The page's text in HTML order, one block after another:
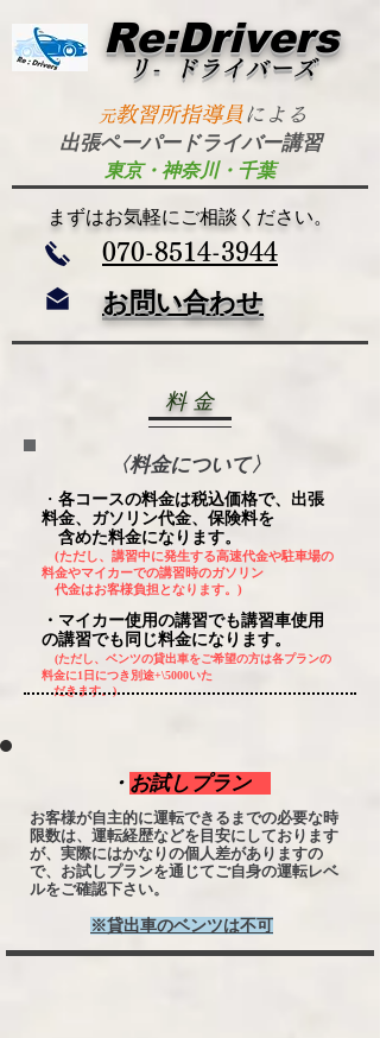
Re:Drivers
リ- ドライバーズ
元教習所指導員による
出張ペーパードライバー講習
東京・神奈川・千葉
​まずはお気軽にご相談ください。
​070-8514-3944
お問い合わせ
​料 金
〈料金について〉
・ 各コースの料金は税込価格で、出張
料金、ガソリン代金、保険料を
含めた料金になります。
(ただし、講習中に発生する高速代金や駐車場の
料金やマイカーでの講習時のガソリン
代金はお客様負担となります。)
・マイカー使用の講習でも講習車使用
の講習でも同じ料金になります。
(ただし、ベンツの貸出車をご希望の方は各プランの
料金に1日につき別途+\5000いた
だきます。)
・ お試しプラン
お客様が自主的に運転できるまでの必要な時
限数は、運転経歴などを目安にしております
が、実際にはかなりの個人差がありますの
で、お試しプランを通じてご自身の運転レベ
ルをご確認下さい。
※貸出車のベンツは不可